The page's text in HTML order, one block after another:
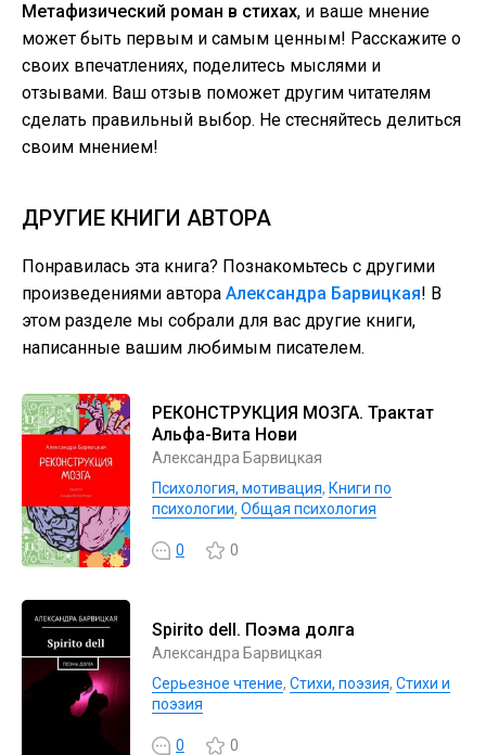
Метафизический роман в стихах, и ваше мнение
может быть первым и самым ценным! Расскажите о
своих впечатлениях, поделитесь мыслями и
отзывами. Ваш отзыв поможет другим читателям
сделать правильный выбор. Не стесняйтесь делиться
своим мнением!
ДРУГИЕ КНИГИ АВТОРА
Понравилась эта книга? Познакомьтесь с другими
произведениями автора Александра Барвицкая! В
этом разделе мы собрали для вас другие книги,
написанные вашим любимым писателем.
РЕКОНСТРУКЦИЯ МОЗГА. Трактат
Альфа-Вита Нови
Александра Барвицкая
Психология, мотивация, Книги по
психологии, Общая психология
0 0
Spirito dell. Поэма долга
Александра Барвицкая
Серьезное чтение, Cтихи, поэзия, Стихи и
поэзия
0 0